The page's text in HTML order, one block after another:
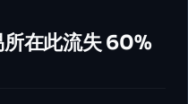
所在此流失 60%